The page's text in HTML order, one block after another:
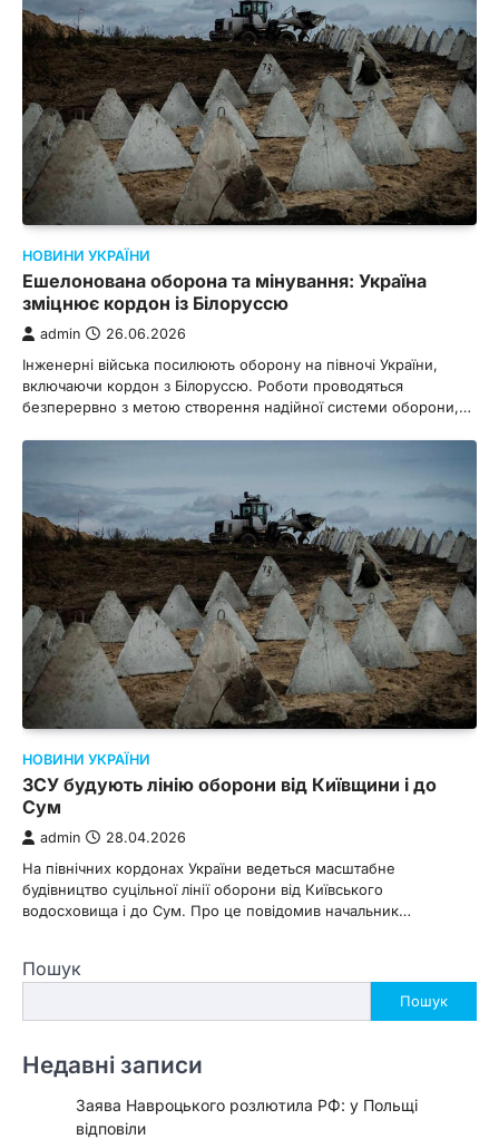
НОВИНИ УКРАЇНИ
Ешелонована оборона та мінування: Україна
зміцнює кордон із Білоруссю
admin 26.06.2026
Інженерні війська посилюють оборону на півночі України,
включаючи кордон з Білоруссю. Роботи проводяться
безперервно з метою створення надійної системи оборони,…
НОВИНИ УКРАЇНИ
ЗСУ будують лінію оборони від Київщини і до
Сум
admin 28.04.2026
На північних кордонах України ведеться масштабне
будівництво суцільної лінії оборони від Київського
водосховища і до Сум. Про це повідомив начальник…
Пошук
Пошук
Недавні записи
Заява Навроцького розлютила РФ: у Польщі
відповіли